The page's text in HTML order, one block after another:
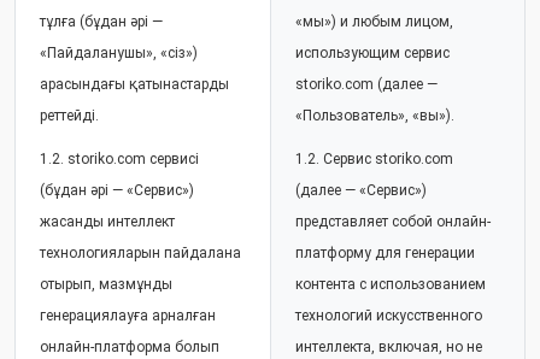
тұлға (бұдан әрі —
«Пайдаланушы», «сіз»)
арасындағы қатынастарды
реттейді.
1.2. storiko.com сервисі
(бұдан әрі — «Сервис»)
жасанды интеллект
технологияларын пайдалана
отырып, мазмұнды
генерациялауға арналған
онлайн-платформа болып
«мы») и любым лицом,
использующим сервис
storiko.com (далее —
«Пользователь», «вы»).
1.2. Сервис storiko.com
(далее — «Сервис»)
представляет собой онлайн-
платформу для генерации
контента с использованием
технологий искусственного
интеллекта, включая, но не